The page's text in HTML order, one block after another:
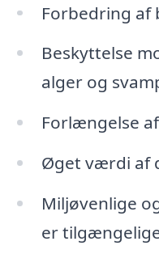
Forbedring
Beskyttelse
alger og
Forlængelse
Øget værdi af
Miljøvenlige
er